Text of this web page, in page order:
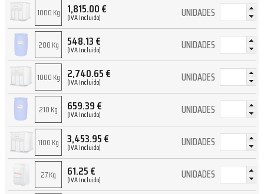
1000 Kg 1,815.00€
(IVA Incluido) UNIDADES
200 Kg 548.13€
(IVA Incluido) UNIDADES
1000 Kg 2,740.65€
(IVA Incluido) UNIDADES
210 Kg 659.39€
(IVA Incluido) UNIDADES
1100 Kg 3,453.95€
(IVA Incluido) UNIDADES
27 Kg 61.25€
(IVA Incluido) UNIDADES